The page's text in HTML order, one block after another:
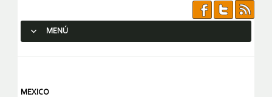
MENÚ
MEXICO